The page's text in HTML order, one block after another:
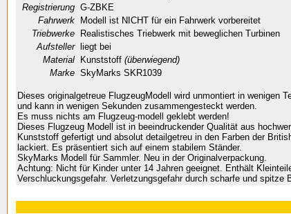
Registrierung G-ZBKE
Fahrwerk
Modell ist NICHT für ein Fahrwerk vorbereitet
Triebwerke
Realistisches Triebwerk mit beweglichen Turbinen
Aufsteller
liegt bei
Material
Kunststoff (überwiegend)
Marke SkyMarks SKR1039
Dieses originalgetreue FlugzeugModell wird unmontiert in wenigen
und kann in wenigen Sekunden zusammengesteckt werden.
Es muss nichts am Flugzeug-modell geklebt werden!
Dieses Flugzeug Modell ist in beeindruckender Qualität aus
Kunststoff gefertigt und absolut detailgetreu in den Farben der
lackiert. Es präsentiert sich auf einem stabilem Ständer.
SkyMarks Modell für Sammler. Neu in der Originalverpackung.
Achtung: Nicht für Kinder unter 14 Jahren geeignet. Enthält
Verschluckungsgefahr. Verletzungsgefahr durch scharfe und spitze